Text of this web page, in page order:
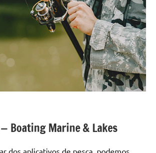
Boating Marine & Lakes
dos aplicativos de pesca, podemos